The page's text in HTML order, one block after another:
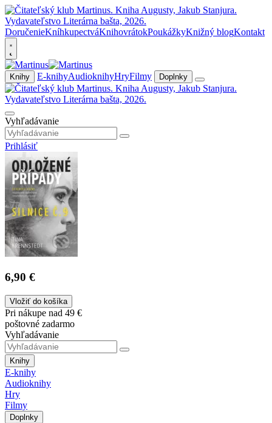
DoručenieKníhkupectváKnihovrátokPoukážkyKnižný blogKontakt
Knihy E-knihyAudioknihyHryFilmy Doplnky
Vyhľadávanie
Prihlásiť
6,90 €
Vložiť do košíka
Pri nákupe nad 49 €
poštovné zadarmo
Vyhľadávanie
Knihy
E-knihy
Audioknihy
Hry
Filmy
Doplnky